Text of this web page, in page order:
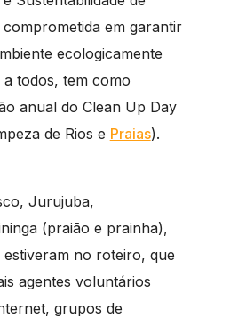
em garantir
ecologicamente
todos, tem como
anual do Clean Up Day
de Rios e Praias).
Jurujuba,
(praião e prainha),
no roteiro, que
agentes voluntários
grupos de